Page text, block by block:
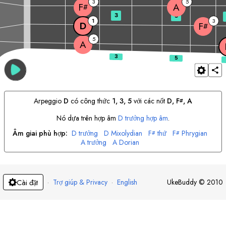
A 5
D 1 F# 3
F# A
3 5
Arpeggio D có công thức 1, 3, 5 với các nốt D, F#, A
Nó dựa trên hợp âm D trưởng hợp âm.
Âm giai phù hợp: D trưởng D Mixolydian F# thứ F# Phrygian
A trưởng A Dorian
Cài đặt · Trợ giúp & Privacy · English UkeBuddy © 2010